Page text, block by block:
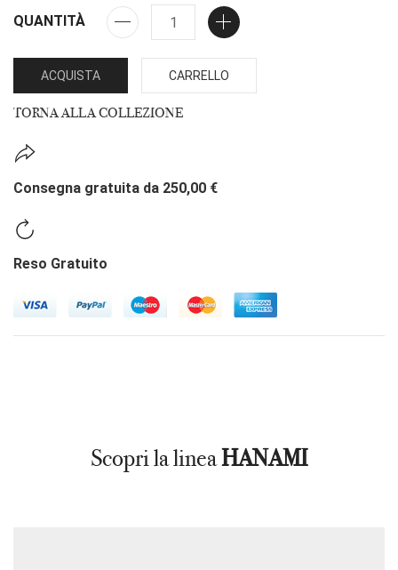
QUANTITÀ
ACQUISTA CARRELLO
TORNA ALLA COLLEZIONE
Consegna gratuita da 250,00 €
Reso Gratuito
Scopri la lineaHANAMI